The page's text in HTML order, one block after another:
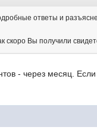
ответы и
скоро Вы получили
- через месяц.